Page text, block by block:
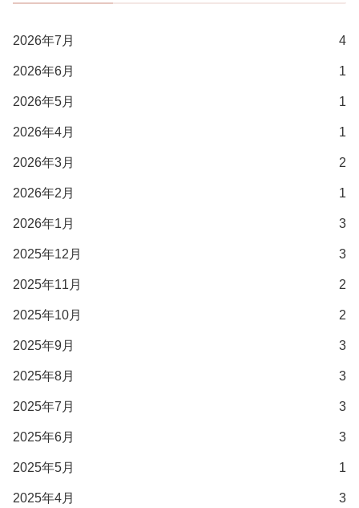
2026年7月 4
2026年6月 1
2026年5月 1
2026年4月 1
2026年3月 2
2026年2月 1
2026年1月 3
2025年12月 3
2025年11月 2
2025年10月 2
2025年9月 3
2025年8月 3
2025年7月 3
2025年6月 3
2025年5月 1
2025年4月 3